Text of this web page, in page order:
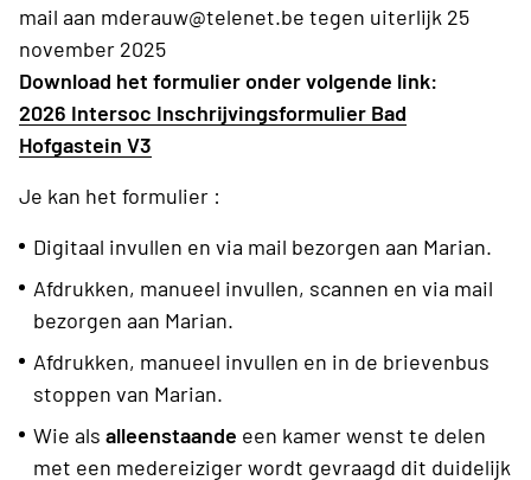
mail aan mderauw@telenet.be tegen uiterlijk 25
november 2025
Download het formulier onder volgende link:
2026 Intersoc Inschrijvingsformulier Bad
Hofgastein V3
Je kan het formulier :
Digitaal invullen en via mail bezorgen aan Marian.
Afdrukken, manueel invullen, scannen en via mail
bezorgen aan Marian.
Afdrukken, manueel invullen en in de brievenbus
stoppen van Marian.
Wie als alleenstaande een kamer wenst te delen
met een medereiziger wordt gevraagd dit duidelijk